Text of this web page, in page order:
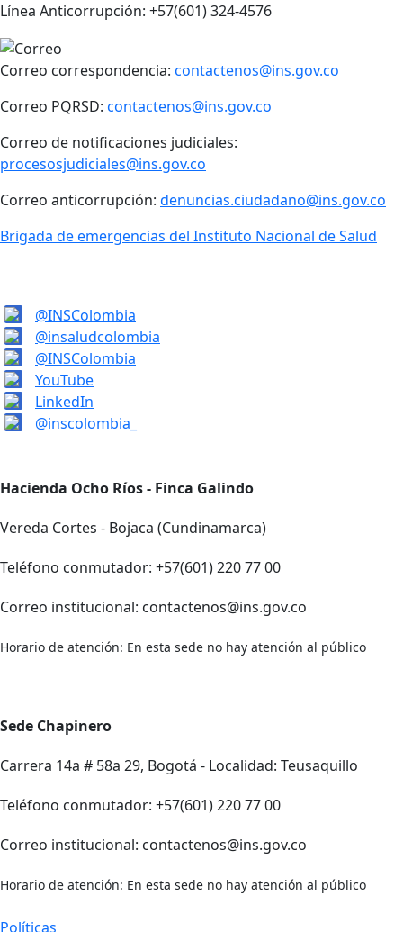
Línea Anticorrupción: +57(601) 324-4576
Correo correspondencia: contactenos@ins.gov.co
Correo PQRSD: contactenos@ins.gov.co
Correo de notificaciones judiciales:
procesosjudiciales@ins.gov.co
Correo anticorrupción: denuncias.ciudadano@ins.gov.co
Brigada de emergencias del Instituto Nacional de Salud
@INSColombia
@insaludcolombia
@INSColombia
YouTube
LinkedIn
@inscolombia_
Hacienda Ocho Ríos - Finca Galindo
Vereda Cortes - Bojaca (Cundinamarca)
Teléfono conmutador: +57(601) 220 77 00
Correo institucional: contactenos@ins.gov.co
Horario de atención: En esta sede no hay atención al público
Sede Chapinero
Carrera 14a # 58a 29, Bogotá - Localidad: Teusaquillo
Teléfono conmutador: +57(601) 220 77 00
Correo institucional: contactenos@ins.gov.co
Horario de atención: En esta sede no hay atención al público
Políticas